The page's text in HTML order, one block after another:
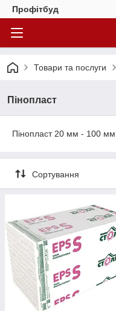
Профітбуд
Товари та послуги
Пінопласт
Пінопласт 20 мм - 100 мм
Сортування